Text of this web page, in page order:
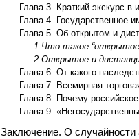
Глава 3. Краткий экскурс в
Глава 4. Государственное
Глава 5. Об открытом и
1.Что такое “открытое
2.Открытое и
Глава 6. От какого
Глава 7. Всемирная
Глава 8. Почему
Глава 9.
Заключение. О случайности